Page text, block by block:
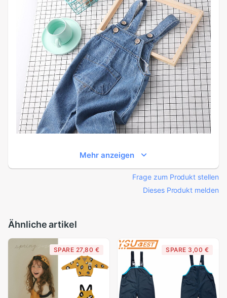
Mehr anzeigen
Frage zum Produkt stellen
Dieses Produkt melden
Ähnliche artikel
SPARE 27,80 € SPARE 3,00 €